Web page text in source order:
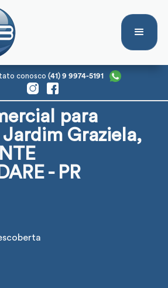
conosco (41) 9 9974-5191
para
Jardim Graziela,
- PR